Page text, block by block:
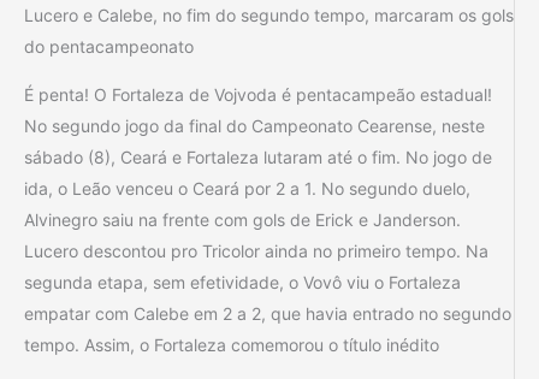
Lucero e Calebe, no fim do segundo tempo, marcaram os gols
do pentacampeonato
É penta! O Fortaleza de Vojvoda é pentacampeão estadual!
No segundo jogo da final do Campeonato Cearense, neste
sábado (8), Ceará e Fortaleza lutaram até o fim. No jogo de
ida, o Leão venceu o Ceará por 2 a 1. No segundo duelo,
Alvinegro saiu na frente com gols de Erick e Janderson.
Lucero descontou pro Tricolor ainda no primeiro tempo. Na
segunda etapa, sem efetividade, o Vovô viu o Fortaleza
empatar com Calebe em 2 a 2, que havia entrado no segundo
tempo. Assim, o Fortaleza comemorou o título inédito